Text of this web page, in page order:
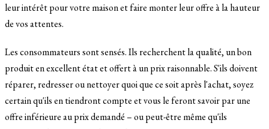
leur intérêt pour votre maison et faire monter leur offre à la hauteur
de vos attentes.
Les consommateurs sont sensés. Ils recherchent la qualité, un bon
produit en excellent état et offert à un prix raisonnable. S'ils doivent
réparer, redresser ou nettoyer quoi que ce soit après l'achat, soyez
certain qu'ils en tiendront compte et vous le feront savoir par une
offre inférieure au prix demandé – ou peut-être même qu'ils